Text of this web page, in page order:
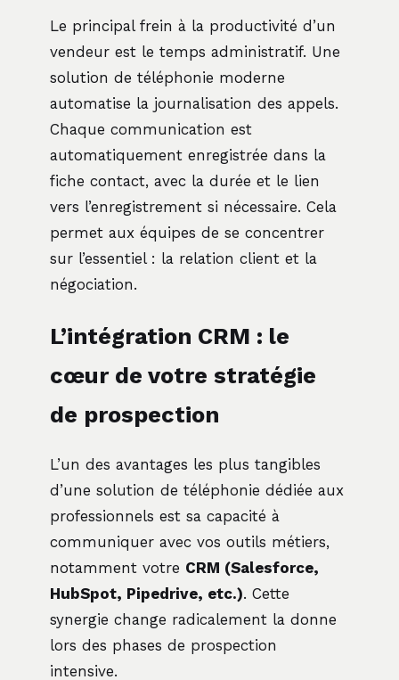
Le principal frein à la productivité d’un
vendeur est le temps administratif. Une
solution de téléphonie moderne
automatise la journalisation des appels.
Chaque communication est
automatiquement enregistrée dans la
fiche contact, avec la durée et le lien
vers l’enregistrement si nécessaire. Cela
permet aux équipes de se concentrer
sur l’essentiel : la relation client et la
négociation.
L’intégration CRM : le
cœur de votre stratégie
de prospection
L’un des avantages les plus tangibles
d’une solution de téléphonie dédiée aux
professionnels est sa capacité à
communiquer avec vos outils métiers,
notamment votre CRM (Salesforce,
HubSpot, Pipedrive, etc.). Cette
synergie change radicalement la donne
lors des phases de prospection
intensive.